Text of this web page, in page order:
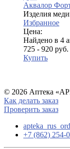
Аквалор
Изделия
Избранное
Цена:
Найдено в 4
725 - 920 руб.
Купить
© 2026 Аптека
Как делать заказ
Проверить заказ
+7 (862) 254-